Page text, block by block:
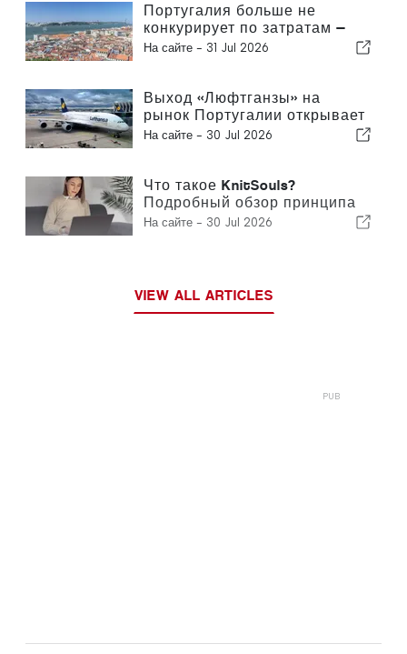
Португалия больше не
конкурирует по затратам —
она конкурирует по
На сайте - 31 Jul 2026
Выход «Люфтганзы» на
рынок Португалии открывает
новые возможности
На сайте - 30 Jul 2026
Что такое KnitSouls?
Подробный обзор принципа
работы
На сайте - 30 Jul 2026
VIEW ALL ARTICLES